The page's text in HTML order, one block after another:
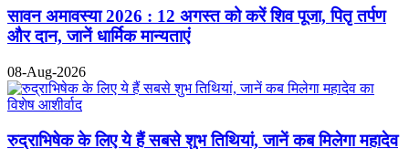
सावन अमावस्या 2026 : 12 अगस्त को करें शिव पूजा, पितृ तर्पण
और दान, जानें धार्मिक मान्यताएं
08-Aug-2026
रुद्राभिषेक के लिए ये हैं सबसे शुभ तिथियां, जानें कब मिलेगा महादेव